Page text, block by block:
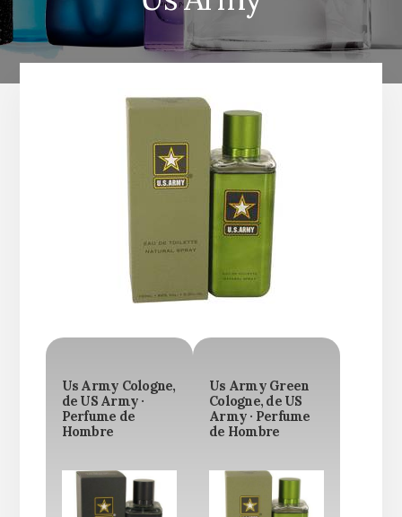
Us Army Cologne,
de US Army ·
Perfume de
Hombre
Us Army Green
Cologne, de US
Army · Perfume
de Hombre